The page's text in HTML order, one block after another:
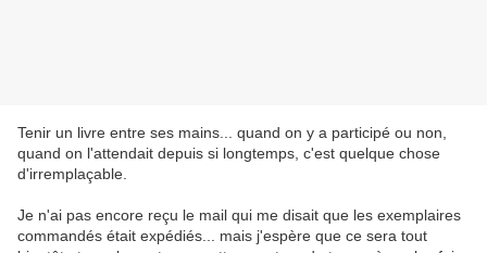
Tenir un livre entre ses mains... quand on y a participé ou non,
quand on l'attendait depuis si longtemps, c'est quelque chose
d'irremplaçable.
Je n'ai pas encore reçu le mail qui me disait que les exemplaires
commandés était expédiés... mais j'espère que ce sera tout